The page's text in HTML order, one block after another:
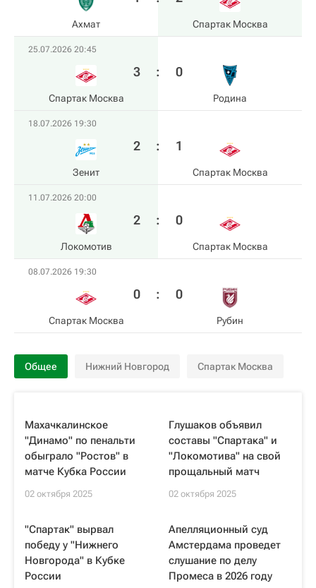
Ахмат Спартак Москва
25.07.2026 20:45
Спартак Москва
3 : 0
Родина
18.07.2026 19:30
Зенит
2 : 1
Спартак Москва
11.07.2026 20:00
Локомотив
2 : 0
Спартак Москва
08.07.2026 19:30
Спартак Москва
0 : 0
Рубин
Общее Нижний Новгород Спартак Москва
Махачкалинское
"Динамо" по пенальти
обыграло "Ростов" в
матче Кубка России
02 октября 2025
Глушаков объявил
составы "Спартака" и
"Локомотива" на свой
прощальный матч
02 октября 2025
"Спартак" вырвал
победу у "Нижнего
Новгорода" в Кубке
России
Апелляционный суд
Амстердама проведет
слушание по делу
Промеса в 2026 году